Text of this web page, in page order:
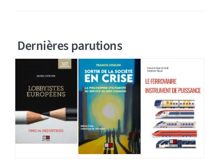
Dernières parutions